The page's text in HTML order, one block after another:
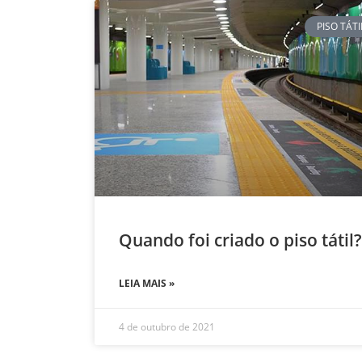
PISO
Quando foi criado o piso tátil?
LEIA MAIS »
4 de outubro de 2021